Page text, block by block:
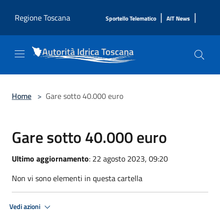
Regione Toscana
Sportello Telematico | AIT News |
Home > Gare sotto 40.000 euro
Gare sotto 40.000 euro
Ultimo aggiornamento: 22 agosto 2023, 09:20
Non vi sono elementi in questa cartella
Vedi azioni